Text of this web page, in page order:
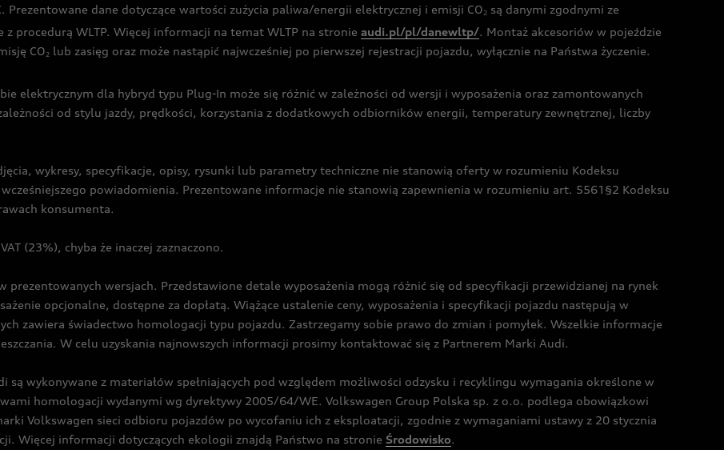
dane dotyczące wartości zużycia paliwa/energii elektrycznej i emisji CO2 są danymi zgodnymi ze
procedurą WLTP. Więcej informacji na temat WLTP na stronie audi.pl/pl/danewltp/. Montaż akcesoriów w pojeździe
CO2 lub zasięg oraz może nastąpić najwcześniej po pierwszej rejestracji pojazdu, wyłącznie na Państwa życzenie.
elektrycznym dla hybryd typu Plug-In może się różnić w zależności od wersji i wyposażenia oraz zamontowanych
od stylu jazdy, prędkości, korzystania z dodatkowych odbiorników energii, temperatury zewnętrznej, liczby
wykresy, specyfikacje, opisy, rysunki lub parametry techniczne nie stanowią oferty w rozumieniu Kodeksu
powiadomienia. Prezentowane informacje nie stanowią zapewnienia w rozumieniu art. 5561§2 Kodeksu
konsumenta.
(23%), chyba że inaczej zaznaczono.
wersjach. Przedstawione detale wyposażenia mogą różnić się od specyfikacji przewidzianej na rynek
opcjonalne, dostępne za dopłatą. Wiążące ustalenie ceny, wyposażenia i specyfikacji pojazdu następują w
zawiera świadectwo homologacji typu pojazdu. Zastrzegamy sobie prawo do zmian i pomyłek. Wszelkie informacje
W celu uzyskania najnowszych informacji prosimy kontaktować się z Partnerem Marki Audi.
są wykonywane z materiałów spełniających pod względem możliwości odzysku i recyklingu wymagania określone w
homologacji wydanymi wg dyrektywy 2005/64/WE. Volkswagen Group Polska sp. z o.o. podlega obowiązkowi
Volkswagen sieci odbioru pojazdów po wycofaniu ich z eksploatacji, zgodnie z wymaganiami ustawy z 20 stycznia
Więcej informacji dotyczących ekologii znajdą Państwo na stronie Środowisko.